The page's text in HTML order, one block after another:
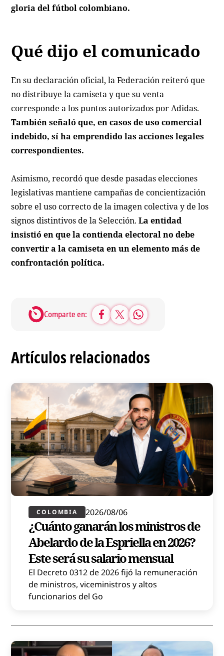
gloria del fútbol colombiano.
Qué dijo el comunicado
En su declaración oficial, la Federación reiteró que
no distribuye la camiseta y que su venta
corresponde a los puntos autorizados por Adidas.
También señaló que, en casos de uso comercial
indebido, sí ha emprendido las acciones legales
correspondientes.
Asimismo, recordó que desde pasadas elecciones
legislativas mantiene campañas de concientización
sobre el uso correcto de la imagen colectiva y de los
signos distintivos de la Selección.La entidad
insistió en que la contienda electoral no debe
convertir a la camiseta en un elemento más de
confrontación política.
Comparte en:
Artículos relacionados
COLOMBIA 2026/08/06
¿Cuánto ganarán los ministros de
Abelardo de la Espriella en 2026?
Este será su salario mensual
El Decreto 0312 de 2026 fijó la remuneración
de ministros, viceministros y altos
funcionarios del Go